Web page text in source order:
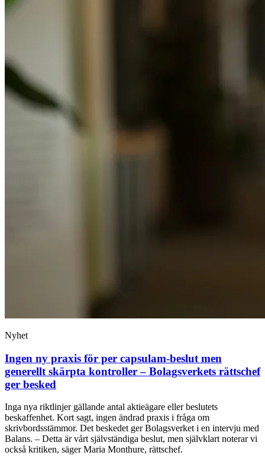
Nyhet
Ingen ny praxis för per capsulam-beslut men
generellt skärpta kontroller – Bolagsverkets rättschef
ger besked
Inga nya riktlinjer gällande antal aktieägare eller beslutets
beskaffenhet. Kort sagt, ingen ändrad praxis i fråga om
skrivbordsstämmor. Det beskedet ger Bolagsverket i en intervju med
Balans. – Detta är vårt självständiga beslut, men självklart noterar vi
också kritiken, säger Maria Monthure, rättschef.